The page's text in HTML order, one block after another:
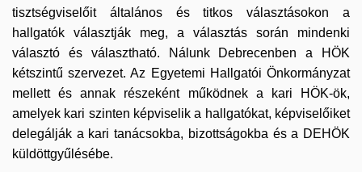
tisztségviselőit általános és titkos választásokon a
hallgatók választják meg, a választás során mindenki
választó és választható. Nálunk Debrecenben a HÖK
kétszintű szervezet. Az Egyetemi Hallgatói Önkormányzat
mellett és annak részeként működnek a kari HÖK-ök,
amelyek kari szinten képviselik a hallgatókat, képviselőiket
delegálják a kari tanácsokba, bizottságokba és a DEHÖK
küldöttgyűlésébe.